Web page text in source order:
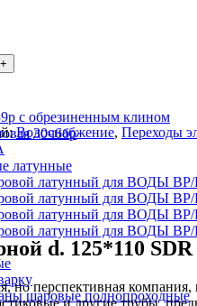
с обрезиненным клином
30ч6бр
латунные
латунный для ВОДЫ
латунный для ВОДЫ
латунный для ВОДЫ
латунный для ВОДЫ
шаровые полнопроходные
Водоснабжение, Переходы
d. 125*110
перспективная компания,
и другие трубы,